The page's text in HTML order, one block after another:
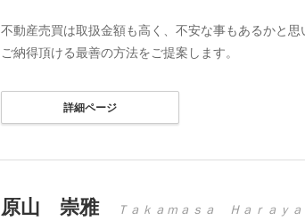
不動産売買は取扱金額も高く、不安な事もあるかと思
ご納得頂ける最善の方法をご提案します。
詳細ページ
原山 崇雅 Ｔａｋａｍａｓａ Ｈａｒａｙａ